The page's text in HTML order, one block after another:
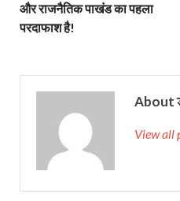
और राजनैतिक पाखंड का पहला
परदाफाश है!
About
View all